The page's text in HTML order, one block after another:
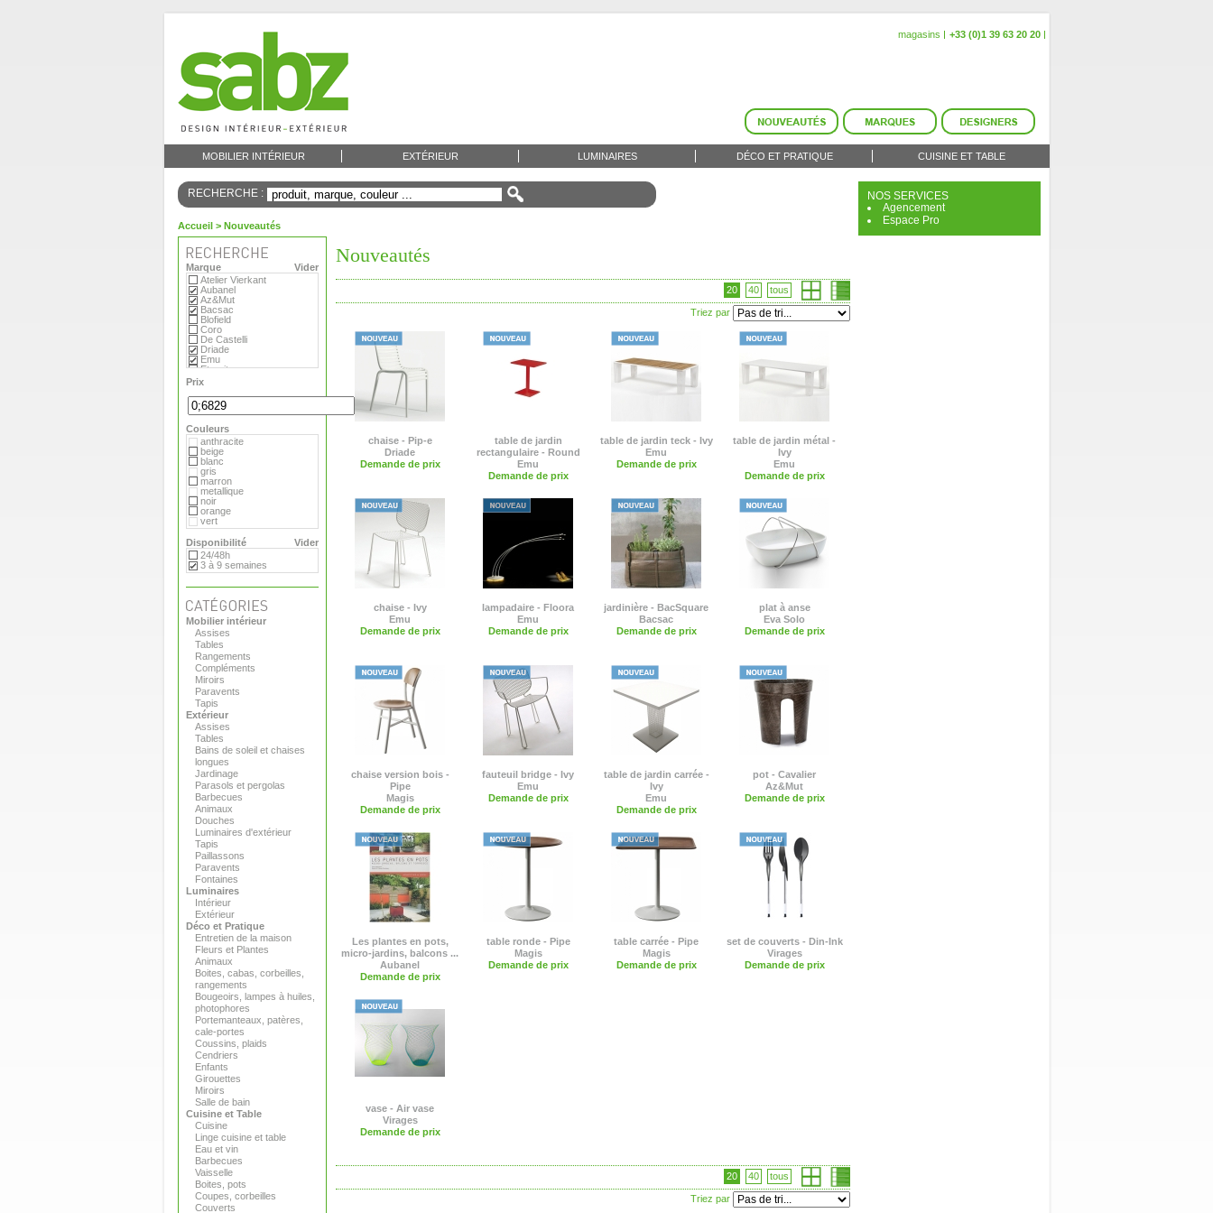
magasins +33 (0)1 39 63 20 20
MOBILIER INTÉRIEUR EXTÉRIEUR LUMINAIRES DÉCO ET PRATIQUE CUISINE ET TABLE
NOS SERVICES
Agencement
Espace Pro
RECHERCHE :
Accueil > Nouveautés
Vider
Marque
Atelier Vierkant
Aubanel
Az&Mut
Bacsac
Blofield
Coro
De Castelli
Driade
Emu
Eternit
Eva Solo
Extremis
Fermob
Flora
Gandia Blasco
Magis
Paola Lenti
Roger Pradier
Royal VKB
Serralunga
Sywawa
Tribu
Versus
Virages
Prix
Couleurs
anthracite
beige
blanc
gris
marron
metallique
noir
orange
vert
Vider
Disponibilité
24/48h
3 à 9 semaines
Mobilier intérieur
Assises
Tables
Rangements
Compléments
Miroirs
Paravents
Tapis
Extérieur
Assises
Tables
Bains de soleil et chaises
longues
Jardinage
Parasols et pergolas
Barbecues
Animaux
Douches
Luminaires d'extérieur
Tapis
Paillassons
Paravents
Fontaines
Luminaires
Intérieur
Extérieur
Déco et Pratique
Entretien de la maison
Fleurs et Plantes
Animaux
Boites, cabas, corbeilles,
rangements
Bougeoirs, lampes à huiles,
photophores
Portemanteaux, patères,
cale-portes
Coussins, plaids
Cendriers
Enfants
Girouettes
Miroirs
Salle de bain
Cuisine et Table
Cuisine
Linge cuisine et table
Eau et vin
Barbecues
Vaisselle
Boites, pots
Coupes, corbeilles
Couverts
Nouveautés
Triez par
20 40 tous
chaise - Pip-e
Driade
Demande de prix
table de jardin
rectangulaire - Round
Emu
Demande de prix
table de jardin teck - Ivy
Emu
Demande de prix
table de jardin métal -
Ivy
Emu
Demande de prix
chaise - Ivy
Emu
Demande de prix
lampadaire - Floora
Emu
Demande de prix
jardinière - BacSquare
Bacsac
Demande de prix
plat à anse
Eva Solo
Demande de prix
chaise version bois -
Pipe
Magis
Demande de prix
fauteuil bridge - Ivy
Emu
Demande de prix
table de jardin carrée -
Ivy
Emu
Demande de prix
pot - Cavalier
Az&Mut
Demande de prix
Les plantes en pots,
micro-jardins, balcons ...
Aubanel
Demande de prix
table ronde - Pipe
Magis
Demande de prix
table carrée - Pipe
Magis
Demande de prix
set de couverts - Din-Ink
Virages
Demande de prix
vase - Air vase
Virages
Demande de prix
Triez par
20 40 tous